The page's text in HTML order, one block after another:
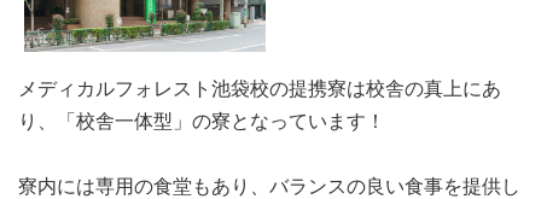
メディカルフォレスト池袋校の提携寮は校舎の真上にあ
り、「校舎一体型」の寮となっています！
寮内には専用の食堂もあり、バランスの良い食事を提供し